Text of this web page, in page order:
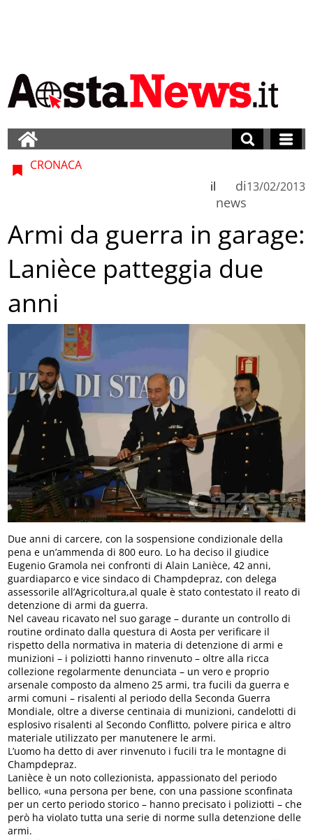
CRONACA
di
news
il 13/02/2013
Armi da guerra in garage:
Lanièce patteggia due
anni
Due anni di carcere, con la sospensione condizionale della
pena e un’ammenda di 800 euro. Lo ha deciso il giudice
Eugenio Gramola nei confronti di Alain Lanièce, 42 anni,
guardiaparco e vice sindaco di Champdepraz, con delega
assessorile all’Agricoltura,al quale è stato contestato il reato di
detenzione di armi da guerra.
Nel caveau ricavato nel suo garage – durante un controllo di
routine ordinato dalla questura di Aosta per verificare il
rispetto della normativa in materia di detenzione di armi e
munizioni – i poliziotti hanno rinvenuto – oltre alla ricca
collezione regolarmente denunciata – un vero e proprio
arsenale composto da almeno 25 armi, tra fucili da guerra e
armi comuni – risalenti al periodo della Seconda Guerra
Mondiale, oltre a diverse centinaia di munizioni, candelotti di
esplosivo risalenti al Secondo Conflitto, polvere pirica e altro
materiale utilizzato per manutenere le armi.
L’uomo ha detto di aver rinvenuto i fucili tra le montagne di
Champdepraz.
Lanièce è un noto collezionista, appassionato del periodo
bellico, «una persona per bene, con una passione sconfinata
per un certo periodo storico – hanno precisato i poliziotti – che
però ha violato tutta una serie di norme sulla detenzione delle
armi.